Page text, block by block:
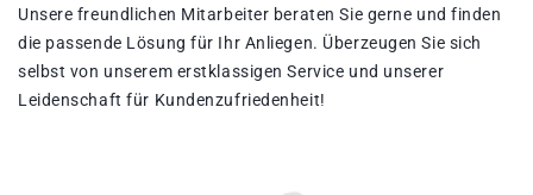
Unsere freundlichen Mitarbeiter beraten Sie gerne und finden
die passende Lösung für Ihr Anliegen. Überzeugen Sie sich
selbst von unserem erstklassigen Service und unserer
Leidenschaft für Kundenzufriedenheit!